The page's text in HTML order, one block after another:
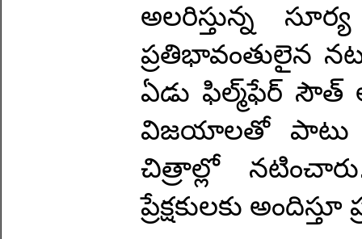
అలరిస్తున్న
ప్రతిభావంతులైన
ఏడు ఫిల్మ్‌ఫేర్ సౌత్
విజయాలతో పాటు
చిత్రాల్లో
ప్రేక్షకులకు